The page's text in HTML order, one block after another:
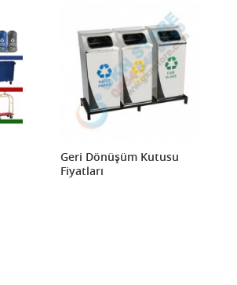
Geri Dönüşüm Kutusu
Fiyatları